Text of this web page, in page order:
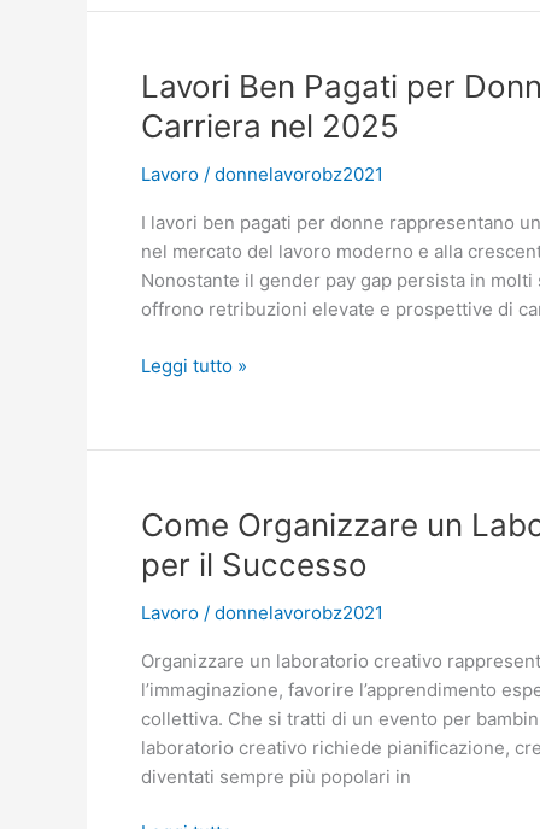
famiglia:
trovare
equilibrio
tra
e
benessere
quotidiano
Lavori Ben Pagati per
Carriera nel 2025
Lavoro / donnelavorobz2021
I lavori ben pagati per donne rappresentano
nel mercato del lavoro moderno e alla
Nonostante il gender pay gap persista in
offrono retribuzioni elevate e prospettive di
Lavori
per
Le
Migliori
Opportunità
Carriera
nel
2025
Leggi tutto »
Come Organizzare un
per il Successo
Lavoro / donnelavorobz2021
Organizzare un laboratorio creativo
l’immaginazione, favorire l’apprendimento
collettiva. Che si tratti di un evento per
laboratorio creativo richiede pianificazione,
diventati sempre più popolari in